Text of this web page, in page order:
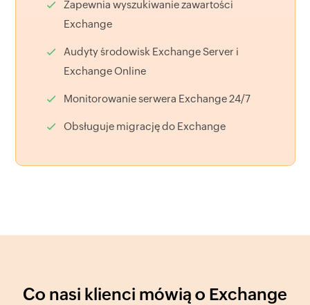
Zapewnia wyszukiwanie zawartości
Exchange
Audyty środowisk Exchange Server i
Exchange Online
Monitorowanie serwera Exchange 24/7
Obsługuje migrację do Exchange
Co nasi klienci mówią o Exchange